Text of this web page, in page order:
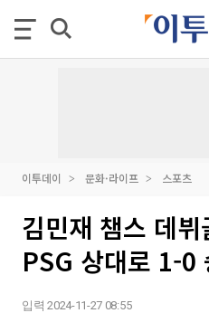
이투데이 문화·라이프 스포츠
김민재 챔스 데
PSG 상대로 1-0
입력 2024-11-27 08:55